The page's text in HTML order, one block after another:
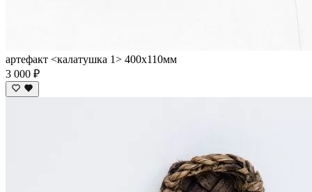
артефакт <калатушка 1> 400х110мм
3 000 ₽